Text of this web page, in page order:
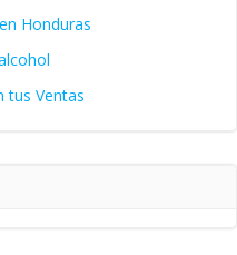
Honduras
tus Ventas